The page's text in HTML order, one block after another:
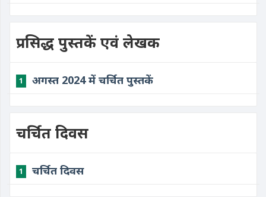
प्रसिद्ध पुस्तकें एवं लेखक
1 अगस्त 2024 में चर्चित पुस्तकें
चर्चित दिवस
1 चर्चित दिवस